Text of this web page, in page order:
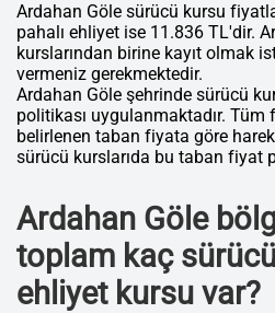
Ardahan Göle sürücü kursu
pahalı ehliyet ise 11.836 TL'dir.
kurslarından birine kayıt olmak
vermeniz gerekmektedir.
Ardahan Göle şehrinde sürücü
politikası uygulanmaktadır.
belirlenen taban fiyata göre
sürücü kurslarıda bu taban fiyat
Ardahan Göle
toplam kaç
ehliyet kursu var?